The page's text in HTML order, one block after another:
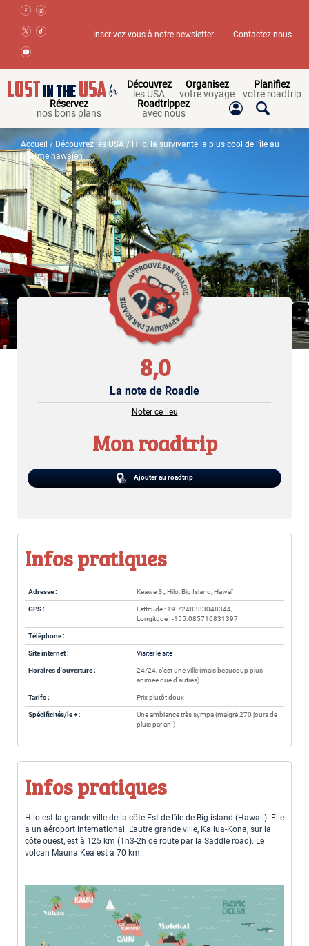
Inscrivez-vous à notre newsletter Contactez-nous
Découvrez
les USA
Organisez
votre voyage
Planifiez
votre roadtrip
Réservez
nos bons plans
Roadtrippez
avec nous
Accueil / Découvrez les USA / Hilo, la survivante la plus cool de l’île au
charme hawaïen
8,0
La note de Roadie
Noter ce lieu
Mon roadtrip
Ajouter au roadtrip
Infos pratiques
Adresse : Keawe St, Hilo, Big Island, Hawaï
GPS :
Lattitude : 19.7248383048344,
Longitude : -155.085716831397
Téléphone :
Site internet : Visiter le site
Horaires d'ouverture :
24/24, c'est une ville (mais beaucoup plus
animée que d'autres)
Tarifs : Prix plutôt doux
Spécificités/le + :
Une ambiance très sympa (malgré 270 jours de
pluie par an!)
Infos pratiques
Hilo est la grande ville de la côte Est de l'île de Big island (Hawaii). Elle
a un aéroport international. L'autre grande ville, Kailua-Kona, sur la
côte ouest, est à 125 km (1h3-2h de route par la Saddle road). Le
volcan Mauna Kea est à 70 km.